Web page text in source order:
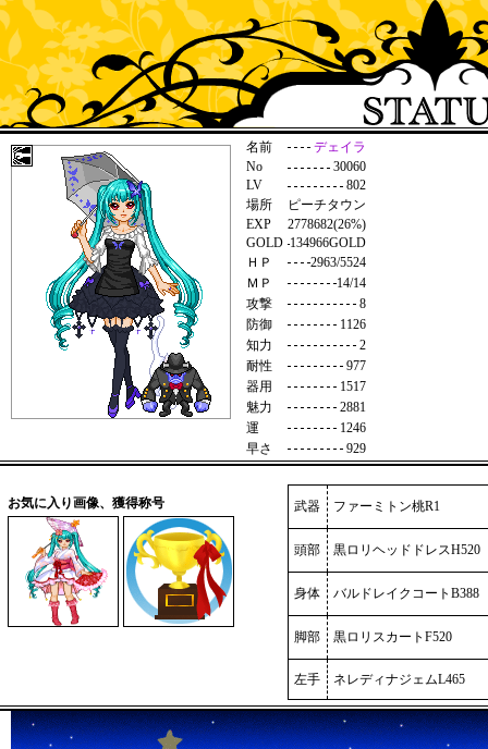
名前
デェイラ
No
30060
LV
802
場所
ピーチタウン
EXP
2778682(26%)
GOLD 134966GOLD
ＨＰ
2963/5524
ＭＰ
14/14
攻撃
8
防御
1126
知力
2
耐性
977
器用
1517
魅力
2881
運
1246
早さ
929
お気に入り画像、獲得称号 武器 ファーミトン桃R1
頭部 黒ロリヘッドドレスH520
身体 バルドレイクコートB388
脚部 黒ロリスカートF520
左手 ネレディナジェムL465